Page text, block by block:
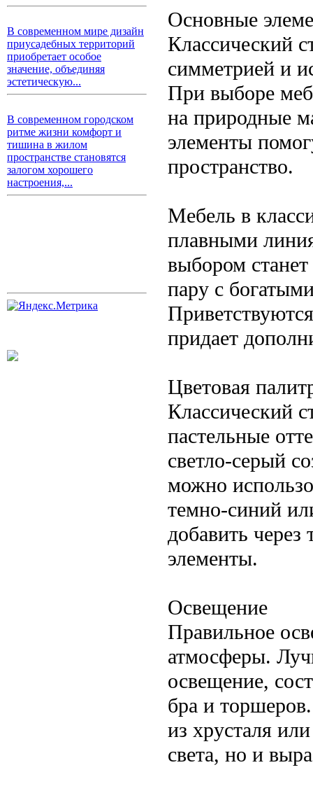
В современном мире дизайн
приусадебных территорий
приобретает особое
значение, объединяя
эстетическую...
В современном городском
ритме жизни комфорт и
тишина в жилом
пространстве становятся
залогом хорошего
настроения,...
Основные
Классический
симметрией и
При выборе
на природные
элементы
пространство.
Мебель в
плавными
выбором
пару с
придает
Цветовая
Классический
пастельные
светло-серый
можно
темно-синий
добавить через
элементы.
Освещение
Правильное
атмосферы.
освещение,
бра и
из хрусталя
света, но и